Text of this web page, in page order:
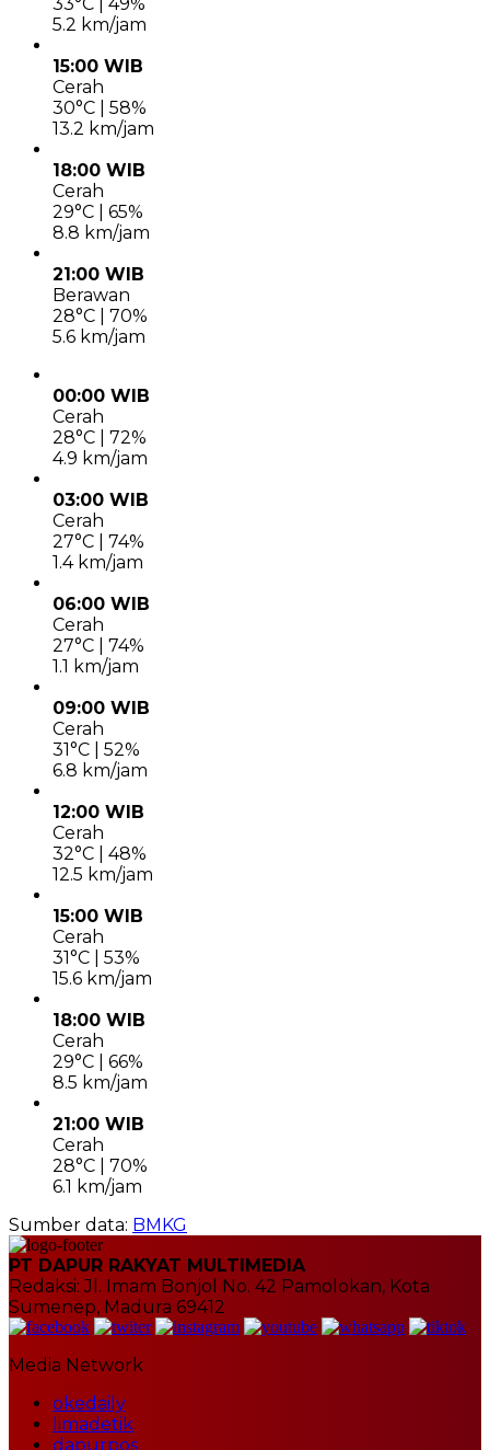
33°C | 49%
5.2 km/jam
15:00 WIB
Cerah
30°C | 58%
13.2 km/jam
18:00 WIB
Cerah
29°C | 65%
8.8 km/jam
21:00 WIB
Berawan
28°C | 70%
5.6 km/jam
00:00 WIB
Cerah
28°C | 72%
4.9 km/jam
03:00 WIB
Cerah
27°C | 74%
1.4 km/jam
06:00 WIB
Cerah
27°C | 74%
1.1 km/jam
09:00 WIB
Cerah
31°C | 52%
6.8 km/jam
12:00 WIB
Cerah
32°C | 48%
12.5 km/jam
15:00 WIB
Cerah
31°C | 53%
15.6 km/jam
18:00 WIB
Cerah
29°C | 66%
8.5 km/jam
21:00 WIB
Cerah
28°C | 70%
6.1 km/jam
Sumber data: BMKG
PT DAPUR RAKYAT MULTIMEDIA
Redaksi: Jl. Imam Bonjol No. 42 Pamolokan, Kota
Sumenep, Madura 69412
Media Network
okedaily
limadetik
dapurpos